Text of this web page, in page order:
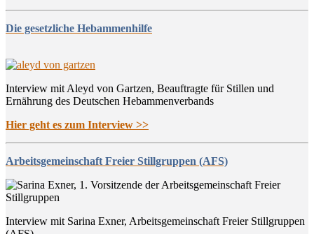
Die gesetzliche Hebammenhilfe
Interview mit Aleyd von Gartzen, Beauftragte für Stillen und
Ernährung des Deutschen Hebammenverbands
Hier geht es zum Interview >>
Arbeitsgemeinschaft Freier Stillgruppen (AFS)
Interview mit Sarina Exner, Arbeitsgemeinschaft Freier Stillgruppen